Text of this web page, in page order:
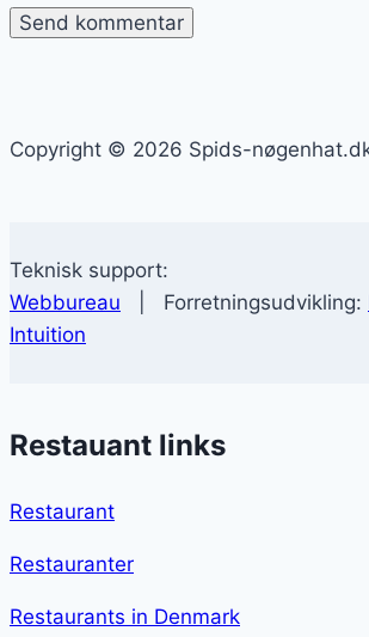
Copyright © 2026 Spids-
Teknisk support:
Webbureau | Forretningsudvikling:
Intuition
Restauant links
Restaurant
Restauranter
Restaurants in Denmark